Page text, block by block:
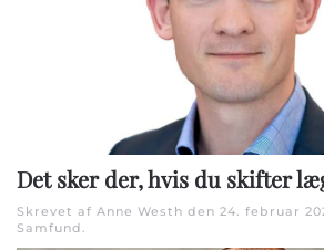
Det sker der, hvis du skifter
Skrevet af Anne Westh den 24. februar
Samfund